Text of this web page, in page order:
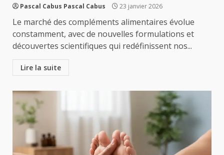
Pascal Cabus Pascal Cabus 23 janvier 2026
Le marché des compléments alimentaires évolue
constamment, avec de nouvelles formulations et
découvertes scientifiques qui redéfinissent nos...
Lire la suite